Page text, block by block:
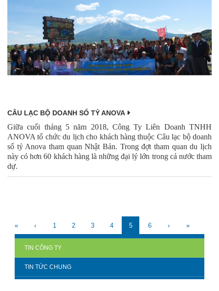
CÂU LẠC BỘ DOANH SỐ TỶ ANOVA
Giữa cuối tháng 5 năm 2018, Công Ty Liên Doanh TNHH
ANOVA tổ chức du lịch cho khách hàng thuộc Câu lạc bộ doanh
số tỷ Anova tham quan Nhật Bản. Trong đợt tham quan du lịch
này có hơn 60 khách hàng là những đại lý lớn trong cả nước tham
dự.
« ‹ 1 2 3 4 5 6 › »
TIN CÔNG TY
TIN TỨC CHUNG